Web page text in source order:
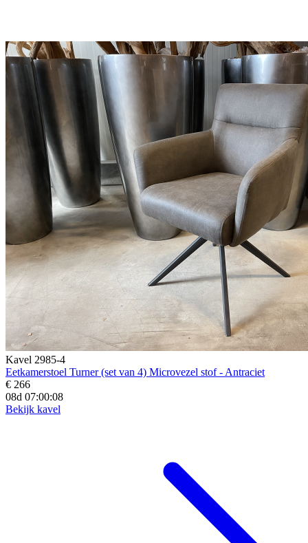
Kavel 2985-4
Eetkamerstoel Turner (set van 4) Microvezel stof - Antraciet
€ 266
08d 07:00:07
Bekijk kavel